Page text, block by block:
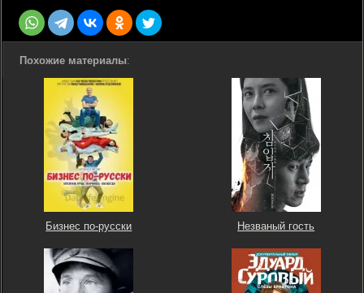
Похожие материалы:
Бизнес по-русски Незваный гость